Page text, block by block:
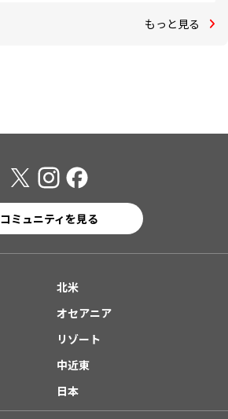
もっと見る
コミュニティを見る
北米
オセアニア
リゾート
中近東
日本